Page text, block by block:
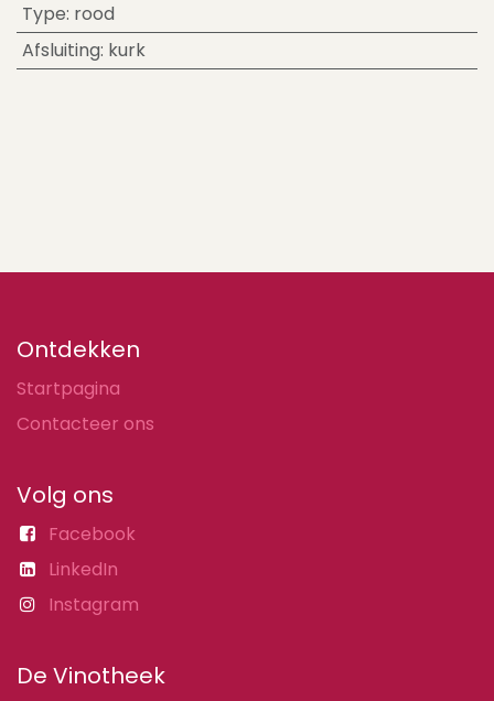
Type: rood
Afsluiting: kurk
Ontdekken
Startpagina
Contacteer ons
Volg ons
Facebook
LinkedIn
Instagram
De Vinotheek